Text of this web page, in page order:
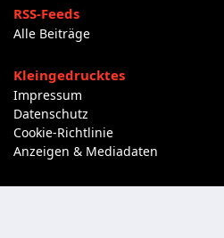
RSS-Feeds
Alle Beiträge
Kleingedrucktes
Impressum
Datenschutz
Cookie-Richtlinie
Anzeigen & Mediadaten